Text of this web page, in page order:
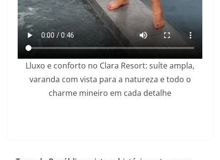
Lluxo e conforto no Clara Resort: suíte ampla,
varanda com vista para a natureza e todo o
charme mineiro em cada detalhe